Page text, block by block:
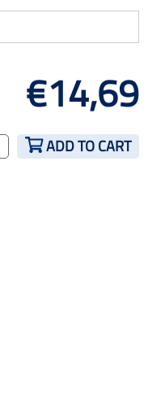
€14,69
ADD TO CART